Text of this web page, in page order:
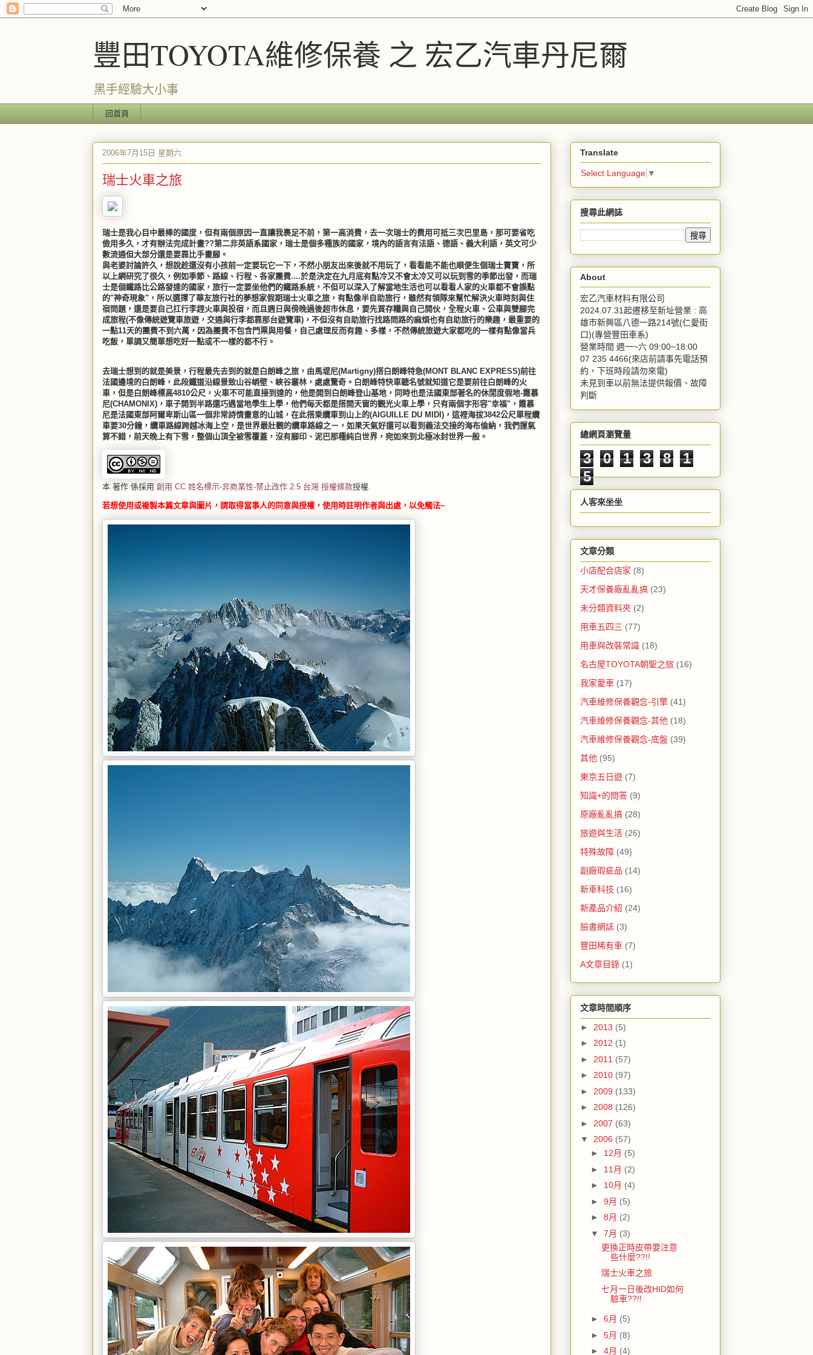
豐田TOYOTA維修保養 之 宏乙汽車丹尼爾
黑手經驗大小事
回首頁
2006年7月15日 星期六
瑞士火車之旅
瑞士是我心目中最棒的國度，但有兩個原因一直讓我裹足不前，第一高消費，去一次瑞士的費用可抵三次巴里島，那可要省吃
儉用多久，才有辦法完成計畫??第二非英語系國家，瑞士是個多種族的國家，境內的語言有法語、德語、義大利語，英文可少
數流通但大部分還是要靠比手畫腳。
與老婆討論許久，想說趁還沒有小孩前一定要玩它一下，不然小朋友出來後就不用玩了，看看能不能也順便生個瑞士寶寶，所
以上網研究了很久，例如季節、路線、行程、各家團費....於是決定在九月底有點冷又不會太冷又可以玩到雪的季節出發，而瑞
士是個鐵路比公路發達的國家，旅行一定要坐他們的鐵路系統，不但可以深入了解當地生活也可以看看人家的火車都不會誤點
的"神奇現象"，所以選擇了華友旅行社的夢想家假期瑞士火車之旅，有點像半自助旅行，雖然有領隊來幫忙解決火車時刻與住
宿問題，還是要自己扛行李趕火車與投宿，而且週日與傍晚過後超市休息，要先買存糧與自己開伙，全程火車、公車與雙腳完
成旅程(不像傳統遊覽車旅遊，交通與行李都靠那台遊覽車)，不但沒有自助旅行找路問路的麻煩也有自助旅行的樂趣，最重要的
一點11天的團費不到六萬，因為團費不包含門票與用餐，自己處理反而有趣、多樣，不然傳統旅遊大家都吃的一樣有點像當兵
吃飯，單調又簡單想吃好一點或不一樣的都不行。
去瑞士想到的就是美景，行程最先去到的就是白朗峰之旅，由馬堤尼(Martigny)搭白朗峰特急(MONT BLANC EXPRESS)前往
法國邊境的白朗峰，此段鐵道沿線景致山谷峭壁、峽谷叢林，處處驚奇。白朗峰特快車聽名號就知道它是要前往白朗峰的火
車，但是白朗峰標高4810公尺，火車不可能直接到達的，他是開到白朗峰登山基地，同時也是法國東部著名的休閒度假地-霞慕
尼(CHAMONIX)，車子開到半路還巧遇當地學生上學，他們每天都是搭開天窗的觀光火車上學，只有兩個字形容"幸福"，霞慕
尼是法國東部阿爾卑斯山區一個非常詩情畫意的山城，在此搭乘纜車到山上的(AIGUILLE DU MIDI)，這裡海拔3842公尺單程纜
車要30分鐘，纜車路線跨越冰海上空，是世界最壯觀的纜車路線之ㄧ，如果天氣好還可以看到義法交接的海布倫納，我們運氣
算不錯，前天晚上有下雪，整個山頂全被雪覆蓋，沒有腳印、泥巴那種純白世界，宛如來到北極冰封世界一般。
本 著作 係採用 創用 CC 姓名標示-非商業性-禁止改作 2.5 台灣 授權條款授權.
若想使用或複製本篇文章與圖片，請取得當事人的同意與授權，使用時註明作者與出處，以免觸法~
Translate
Select Language ▼
搜尋此網誌
About
宏乙汽車材料有限公司
2024.07.31起遷移至新址營業 : 高
雄市新興區八德一路214號(仁愛街
口)(專營豐田車系)
營業時間 週一~六 09:00~18:00
07 235 4466(來店前請事先電話預
約，下班時段請勿來電)
未見到車以前無法提供報價、故障
判斷
總網頁瀏覽量
3 0 1 3 8
1
5
人客來坐坐
文章分類
小店配合店家 (8)
天才保養廠亂亂搞 (23)
未分類資料夾 (2)
用車五四三 (77)
用車與改裝常識 (18)
名古屋TOYOTA朝聖之旅 (16)
我家愛車 (17)
汽車維修保養觀念-引擎 (41)
汽車維修保養觀念-其他 (18)
汽車維修保養觀念-底盤 (39)
其他 (95)
東京五日遊 (7)
知識+的問答 (9)
原廠亂亂搞 (28)
旅遊與生活 (26)
特殊故障 (49)
副廠瑕疵品 (14)
新車科技 (16)
新產品介紹 (24)
臉書網誌 (3)
豐田稀有車 (7)
A文章目錄 (1)
文章時間順序
► 2013 (5)
► 2012 (1)
► 2011 (57)
► 2010 (97)
► 2009 (133)
► 2008 (126)
► 2007 (63)
▼ 2006 (57)
► 12月 (5)
► 11月 (2)
► 10月 (4)
► 9月 (5)
► 8月 (2)
▼ 7月 (3)
更換正時皮帶要注意
些什麼??!!
瑞士火車之旅
七月一日後改HID如何
驗車??!!
► 6月 (5)
► 5月 (8)
► 4月 (4)